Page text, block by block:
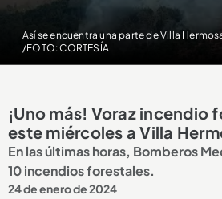
Así se encuentra una parte de Villa
/FOTO: CORTESÍA
¡Uno más! Voraz incendio
este miércoles a Villa
En las últimas horas, Bomberos
10 incendios forestales.
24 de enero de 2024